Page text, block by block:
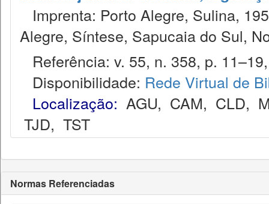
Imprenta: Porto Alegre, Sulina,
Alegre, Síntese, Sapucaia do Sul,
Referência: v. 55, n. 358, p.
Disponibilidade: Rede Virtual de
Localização: AGU, CAM, CLD,
TJD, TST
Normas Referenciadas